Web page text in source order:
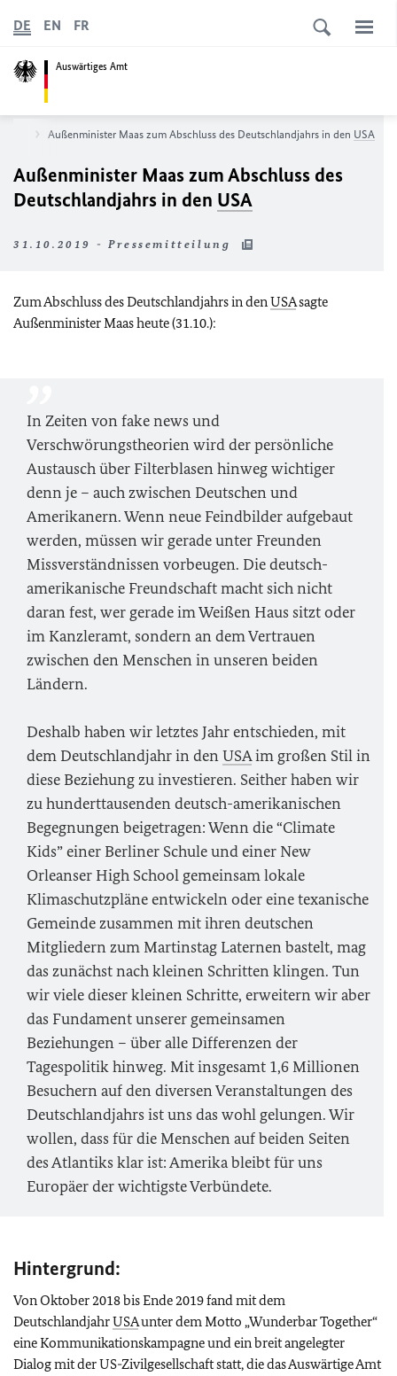
Auswärtiges Amt
DE EN FR
Außenminister Maas zum Abschluss des Deutschlandjahrs in den USA
Außenminister Maas zum Abschluss des
Deutschlandjahrs in den USA
31.10.2019 - Pressemitteilung
Zum Abschluss des Deutschlandjahrs in denUSAsagte
Außenminister Maas heute (31.10.):
In Zeiten von fake news und
Verschwörungstheorien wird der persönliche
Austausch über Filterblasen hinweg wichtiger
denn je – auch zwischen Deutschen und
Amerikanern. Wenn neue Feindbilder aufgebaut
werden, müssen wir gerade unter Freunden
Missverständnissen vorbeugen. Die deutsch-
amerikanische Freundschaft macht sich nicht
daran fest, wer gerade im Weißen Haus sitzt oder
im Kanzleramt, sondern an dem Vertrauen
zwischen den Menschen in unseren beiden
Ländern.
Deshalb haben wir letztes Jahr entschieden, mit
dem Deutschlandjahr in denUSAim großen Stil in
diese Beziehung zu investieren. Seither haben wir
zu hunderttausenden deutsch-amerikanischen
Begegnungen beigetragen: Wenn die“Climate
Kids”einer Berliner Schule und einer New
Orleanser High School gemeinsam lokale
Klimaschutzpläne entwickeln oder eine texanische
Gemeinde zusammen mit ihren deutschen
Mitgliedern zum Martinstag Laternen bastelt, mag
das zunächst nach kleinen Schritten klingen. Tun
wir viele dieser kleinen Schritte, erweitern wir aber
das Fundament unserer gemeinsamen
Beziehungen – über alle Differenzen der
Tagespolitik hinweg. Mit insgesamt 1,6 Millionen
Besuchern auf den diversen Veranstaltungen des
Deutschlandjahrs ist uns das wohl gelungen. Wir
wollen, dass für die Menschen auf beiden Seiten
des Atlantiks klar ist: Amerika bleibt für uns
Europäer der wichtigste Verbündete.
Hintergrund:
Von Oktober 2018 bis Ende 2019 fand mit dem
DeutschlandjahrUSAunter dem Motto „WunderbarTogether“
eine Kommunikationskampagne und ein breit angelegter
Dialog mit der US-Zivilgesellschaft statt, die das Auswärtige Amt